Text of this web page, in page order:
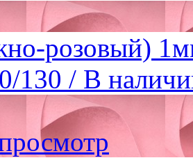
розовый)
130 / В